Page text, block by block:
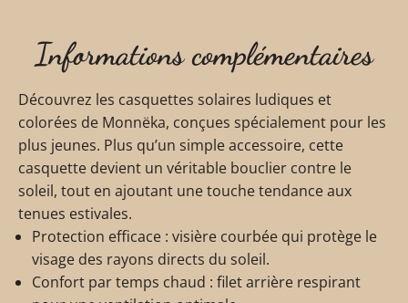
Informations complémentaires
Découvrez les casquettes solaires ludiques et
colorées de Monnëka, conçues spécialement pour les
plus jeunes. Plus qu’un simple accessoire, cette
casquette devient un véritable bouclier contre le
soleil, tout en ajoutant une touche tendance aux
tenues estivales.
Protection efficace : visière courbée qui protège le
visage des rayons directs du soleil.
Confort par temps chaud : filet arrière respirant